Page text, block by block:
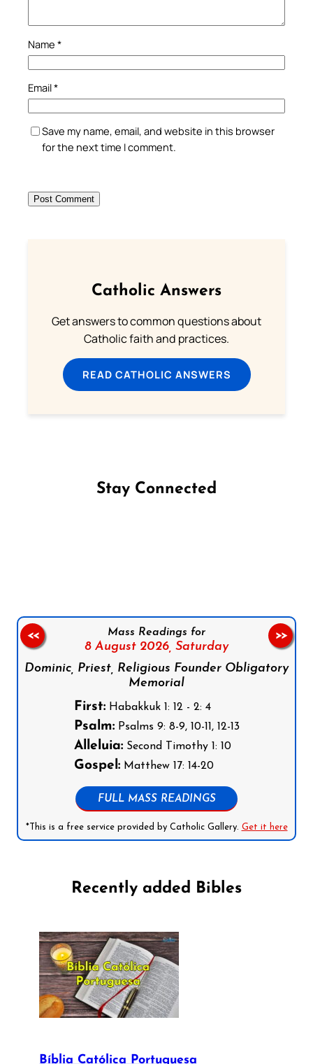
Name *
Email*
Save my name, email, and website in this browser
for the next time I comment.
Catholic Answers
Get answers to common questions about
Catholic faith and practices.
READ CATHOLIC ANSWERS
Stay Connected
Mass Readings for
8 August 2026, Saturday
Dominic, Priest, Religious Founder Obligatory
Memorial
First:Habakkuk 1: 12 - 2: 4
Psalm:Psalms 9: 8-9, 10-11, 12-13
Alleluia:Second Timothy 1: 10
Gospel:Matthew 17: 14-20
FULL MASS READINGS
*This is a free service provided by Catholic Gallery. Get it here
<< >>
Recently added Bibles
Bíblia Católica Portuguesa